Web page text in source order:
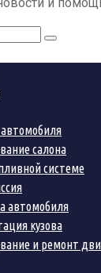
салона
системе
автомобиля
кузова
и ремонт